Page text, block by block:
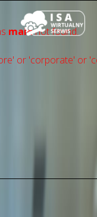
mainnot found.
or 'сorporate' or